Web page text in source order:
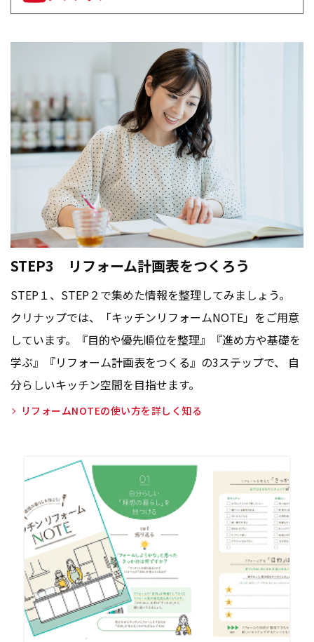
STEP3 リフォーム計画表をつくろう
STEP１、STEP２で集めた情報を整理してみましょう。
クリナップでは、「キッチンリフォームNOTE」をご用意
しています。『目的や優先順位を整理』『進め方や基礎を
学ぶ』『リフォーム計画表をつくる』の3ステップで、 自
分らしいキッチン空間を目指せます。
リフォームNOTEの使い方を詳しく知る